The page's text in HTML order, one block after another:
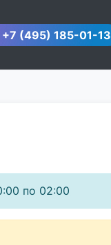
+7 (495) 185-01-13
по 02:00